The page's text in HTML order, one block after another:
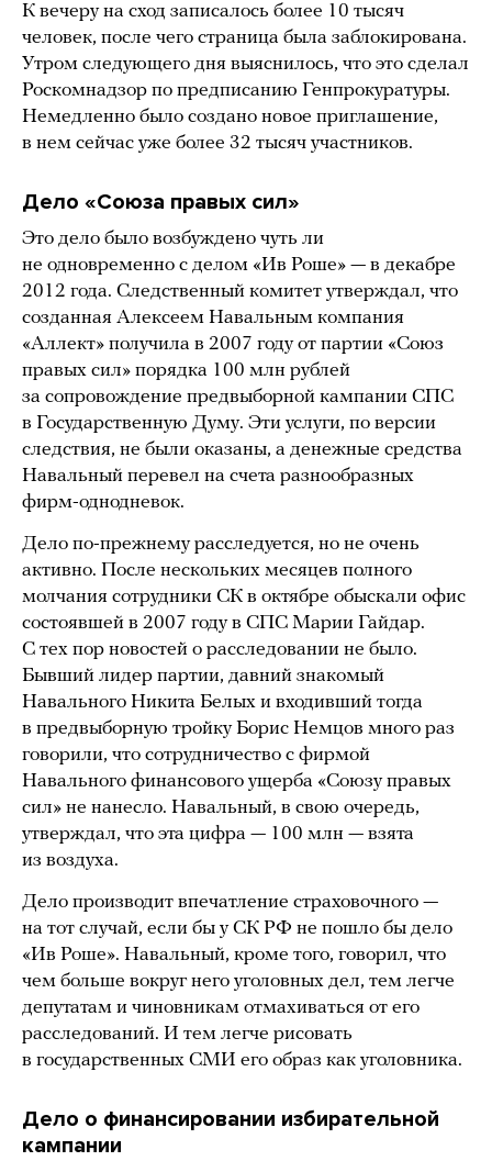
К вечеру на сход записалось более 10 тысяч
человек, после чего страница была заблокирована.
Утром следующего дня выяснилось, что это сделал
Роскомнадзор по предписанию Генпрокуратуры.
Немедленно было создано новое приглашение,
в нем сейчас уже более 32 тысяч участников.
Дело «Союза правых сил»
Это дело было возбуждено чуть ли
не одновременно с делом «Ив Роше» — в декабре
2012 года. Следственный комитет утверждал, что
созданная Алексеем Навальным компания
«Аллект» получила в 2007 году от партии «Союз
правых сил» порядка 100 млн рублей
за сопровождение предвыборной кампании СПС
в Государственную Думу. Эти услуги, по версии
следствия, не были оказаны, а денежные средства
Навальный перевел на счета разнообразных
фирм-однодневок.
Дело по-прежнему расследуется, но не очень
активно. После нескольких месяцев полного
молчания сотрудники СК в октябре обыскали офис
состоявшей в 2007 году в СПС Марии Гайдар.
С тех пор новостей о расследовании не было.
Бывший лидер партии, давний знакомый
Навального Никита Белых и входивший тогда
в предвыборную тройку Борис Немцов много раз
говорили, что сотрудничество с фирмой
Навального финансового ущерба «Союзу правых
сил» не нанесло. Навальный, в свою очередь,
утверждал, что эта цифра — 100 млн — взята
из воздуха.
Дело производит впечатление страховочного —
на тот случай, если бы у СК РФ не пошло бы дело
«Ив Роше». Навальный, кроме того, говорил, что
чем больше вокруг него уголовных дел, тем легче
депутатам и чиновникам отмахиваться от его
расследований. И тем легче рисовать
в государственных СМИ его образ как уголовника.
Дело о финансировании избирательной
кампании